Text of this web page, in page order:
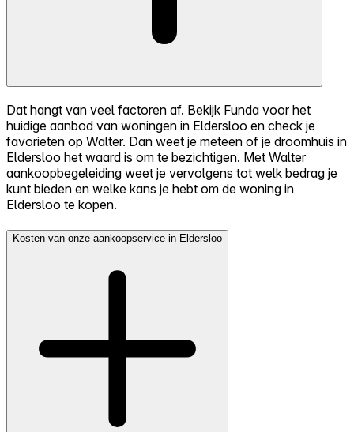
Dat hangt van veel factoren af. Bekijk Funda voor het
huidige aanbod van woningen in Eldersloo en check je
favorieten op Walter. Dan weet je meteen of je droomhuis in
Eldersloo het waard is om te bezichtigen. Met Walter
aankoopbegeleiding weet je vervolgens tot welk bedrag je
kunt bieden en welke kans je hebt om de woning in
Eldersloo te kopen.
Kosten van onze aankoopservice in Eldersloo